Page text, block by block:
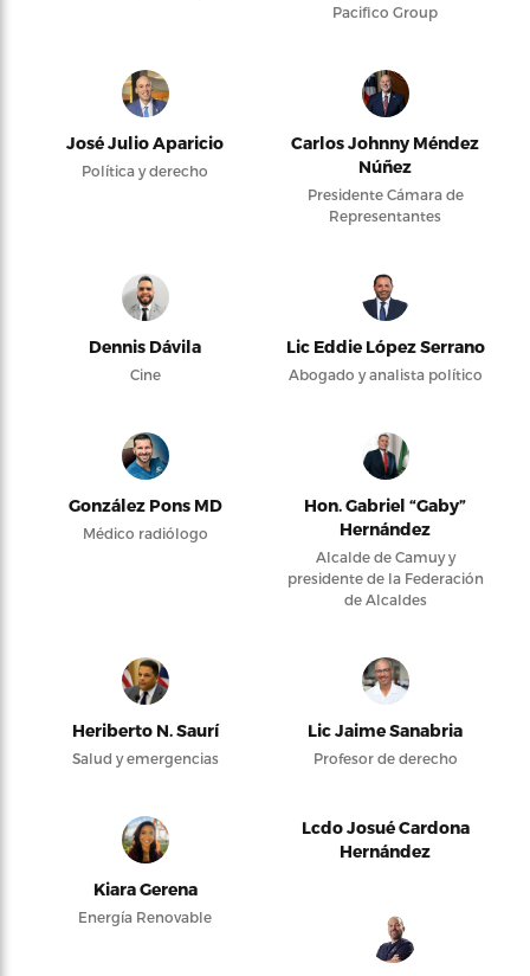
Pacifico Group
José Julio Aparicio
Política y derecho
Carlos Johnny Méndez
Núñez
Presidente Cámara de
Representantes
Dennis Dávila
Cine
Lic Eddie López Serrano
Abogado y analista político
González Pons MD
Médico radiólogo
Hon. Gabriel “Gaby”
Hernández
Alcalde de Camuy y
presidente de la Federación
de Alcaldes
Heriberto N. Saurí
Salud y emergencias
Lic Jaime Sanabria
Profesor de derecho
Kiara Gerena
Energía Renovable
Lcdo Josué Cardona
Hernández